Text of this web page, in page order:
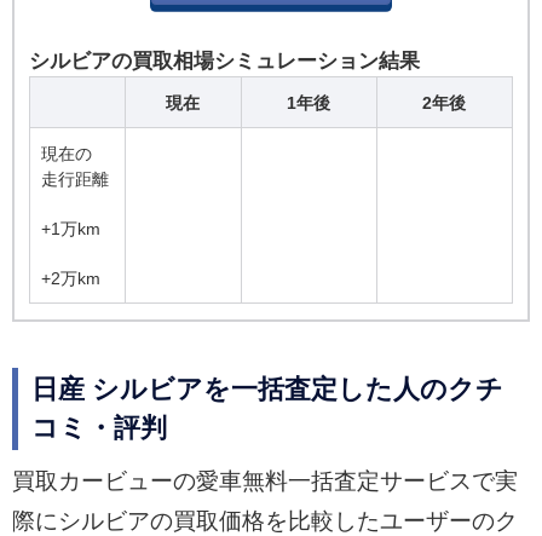
シルビアの買取相場シミュレーション結果
現在 1年後 2年後
現在の
走行距離
+1万km
+2万km
日産 シルビアを一括査定した人のクチ
コミ・評判
買取カービューの愛車無料一括査定サービスで実
際にシルビアの買取価格を比較したユーザーのク